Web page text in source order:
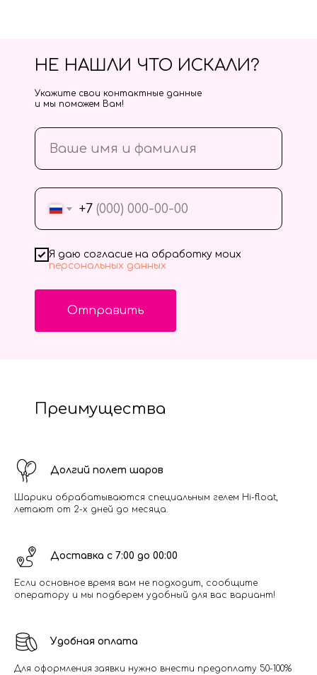
+7
Я даю согласие на обработку моих
персональных данных
Отправить
НЕ НАШЛИ ЧТО ИСКАЛИ?
Укажите свои контактные данные
и мы поможем Вам!
Преимущества
Долгий полет шаров
Шарики обрабатываются специальным гелем Hi-float,
летают от 2-х дней до месяца.
Доставка с 7:00 до 00:00
Если основное время вам не подходит, сообщите
оператору и мы подберем удобный для вас вариант!
Удобная оплата
Для оформления заявки нужно внести предоплату 50-100%